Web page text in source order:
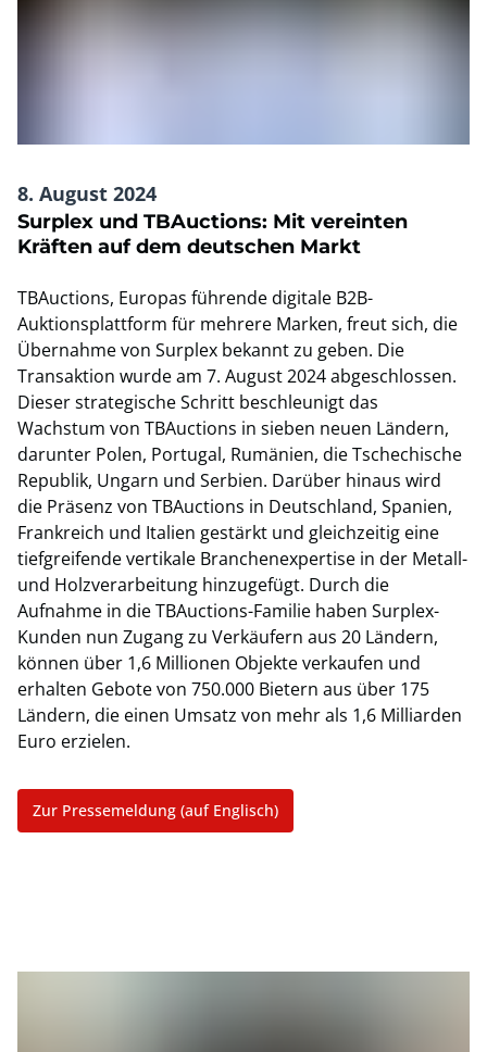
8. August 2024
Surplex und TBAuctions: Mit vereinten
Kräften auf dem deutschen Markt
TBAuctions, Europas führende digitale B2B-
Auktionsplattform für mehrere Marken, freut sich, die
Übernahme von Surplex bekannt zu geben. Die
Transaktion wurde am 7. August 2024 abgeschlossen.
Dieser strategische Schritt beschleunigt das
Wachstum von TBAuctions in sieben neuen Ländern,
darunter Polen, Portugal, Rumänien, die Tschechische
Republik, Ungarn und Serbien. Darüber hinaus wird
die Präsenz von TBAuctions in Deutschland, Spanien,
Frankreich und Italien gestärkt und gleichzeitig eine
tiefgreifende vertikale Branchenexpertise in der Metall-
und Holzverarbeitung hinzugefügt. Durch die
Aufnahme in die TBAuctions-Familie haben Surplex-
Kunden nun Zugang zu Verkäufern aus 20 Ländern,
können über 1,6 Millionen Objekte verkaufen und
erhalten Gebote von 750.000 Bietern aus über 175
Ländern, die einen Umsatz von mehr als 1,6 Milliarden
Euro erzielen.
Zur Pressemeldung (auf Englisch)